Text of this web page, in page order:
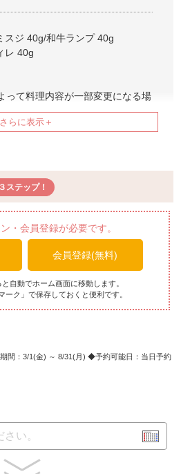
スジ 40g/和牛ランプ 40g
レ 40g
って料理内容が一部変更になる場
・会員登録が必要です。
会員登録(無料)
自動でホーム画面に移動します。
ーク」で保存しておくと便利です。
間：3/1(金) ～ 8/31(月)
予約可能日：当日予約